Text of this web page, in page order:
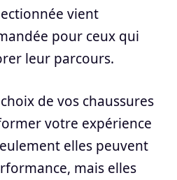
vient
pour ceux qui
leur parcours.
de vos chaussures
votre expérience
elles peuvent
mais elles